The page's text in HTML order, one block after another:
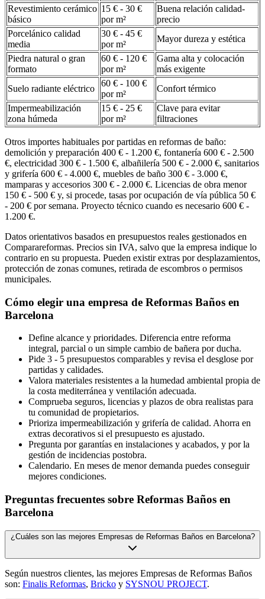
Revestimiento cerámico
básico
15 € - 30 €
por m²
Buena relación calidad-
precio
Porcelánico calidad
media
30 € - 45 €
por m²
Mayor dureza y estética
Piedra natural o gran
formato
60 € - 120 €
por m²
Gama alta y colocación
más exigente
Suelo radiante eléctrico
60 € - 100 €
por m²
Confort térmico
Impermeabilización
zona húmeda
15 € - 25 €
por m²
Clave para evitar
filtraciones
Otros importes habituales por partidas en reformas de baño:
demolición y preparación 400 € - 1.200 €, fontanería 600 € - 2.500
€, electricidad 300 € - 1.500 €, albañilería 500 € - 2.000 €, sanitarios
y grifería 600 € - 4.000 €, muebles de baño 300 € - 3.000 €,
mamparas y accesorios 300 € - 2.000 €. Licencias de obra menor
150 € - 500 € y, si procede, tasas por ocupación de vía pública 50 €
- 200 € por semana. Proyecto técnico cuando es necesario 600 € -
1.200 €.
Datos orientativos basados en presupuestos reales gestionados en
Comparareformas. Precios sin IVA, salvo que la empresa indique lo
contrario en su propuesta. Pueden existir extras por desplazamientos,
protección de zonas comunes, retirada de escombros o permisos
municipales.
Cómo elegir una empresa de Reformas Baños en
Barcelona
Define alcance y prioridades. Diferencia entre reforma
integral, parcial o un simple cambio de bañera por ducha.
Pide 3 - 5 presupuestos comparables y revisa el desglose por
partidas y calidades.
Valora materiales resistentes a la humedad ambiental propia de
la costa mediterránea y ventilación adecuada.
Comprueba seguros, licencias y plazos de obra realistas para
tu comunidad de propietarios.
Prioriza impermeabilización y grifería de calidad. Ahorra en
extras decorativos si el presupuesto es ajustado.
Pregunta por garantías en instalaciones y acabados, y por la
gestión de incidencias postobra.
Calendario. En meses de menor demanda puedes conseguir
mejores condiciones.
Preguntas frecuentes sobre Reformas Baños en
Barcelona
¿Cuáles son las mejores Empresas de Reformas Baños en Barcelona?
Según nuestros clientes, las mejores Empresas de Reformas Baños
son: Finalis Reformas, Bricko y SYSNOU PROJECT.